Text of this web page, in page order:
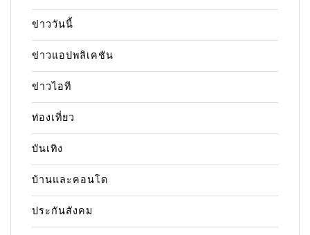
ข่าววันนี้
ข่าวแอปพลิเคชัน
ข่าวไอที
ท่องเที่ยว
บันเทิง
บ้านและคอนโด
ประกันสังคม